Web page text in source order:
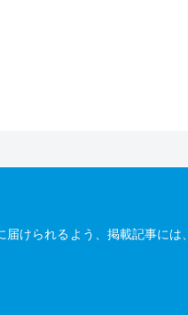
けられるよう、掲載記事には、